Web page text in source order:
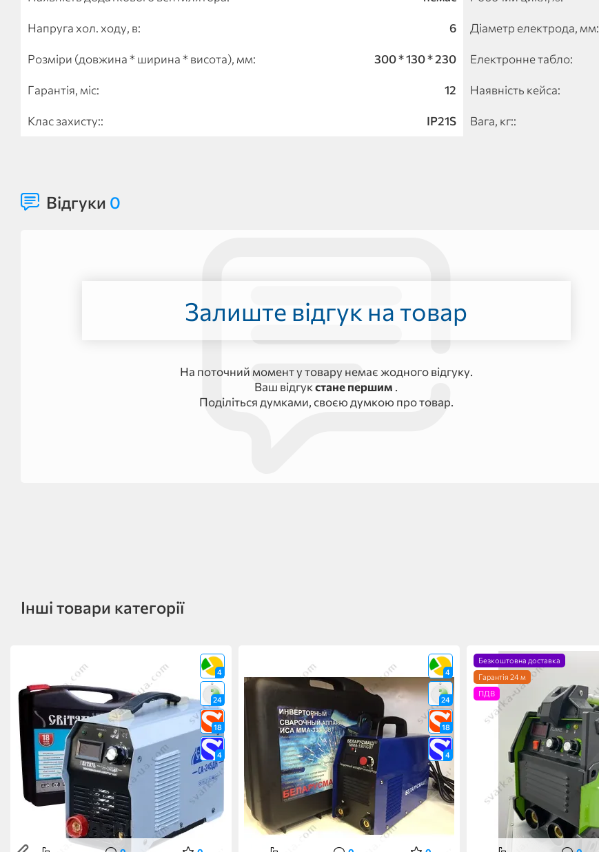
Напруга хол. ходу, в: 6 Діаметр електрода, мм:
Розміри (довжина * ширина * висота), мм: 300 * 130 * 230 Електронне табло:
Гарантія, міс: 12 Наявність кейса:
Клас захисту:: IP21S Вага, кг::
Відгуки 0
Залиште відгук на товар
На поточний момент у товару немає жодного відгуку.
Ваш відгукстане першим .
Поділіться думками, своєю думкою про товар.
Інші товари категорії
4
24
18
4
4
24
18
4
Безкоштовна доставка
Гарантія 24 м
ПДВ